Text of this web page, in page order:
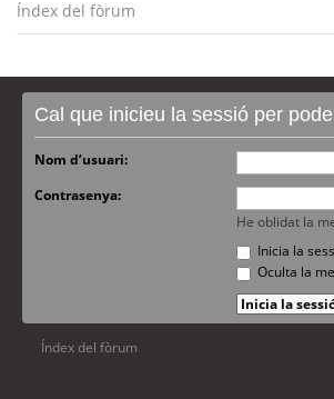
Índex del fòrum
Cal que inicieu la sessió per
Nom d’usuari:
Contrasenya:
He oblidat la
Inicia la
Oculta la
Índex del fòrum